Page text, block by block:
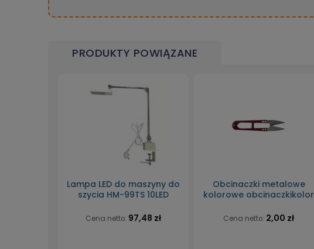
PRODUKTY POWIĄZANE
Lampa LED do maszyny do
szycia HM-99TS 10LED
Cena netto: 97,48 zł
Obcinaczki metalowe
kolorowe obcinaczkikolor
Cena netto: 2,00 zł